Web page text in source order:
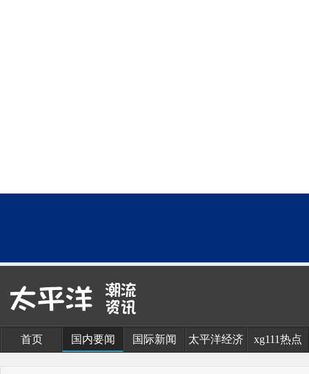
首页 国内要闻 国际新闻 太平洋经济 xg111热点